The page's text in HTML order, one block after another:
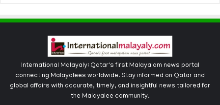
International Malayaly: Qatar's first Malayalam news portal
connecting Malayalees worldwide. Stay informed on Qatar and
global affairs with accurate, timely, and insightful news tailored for
the Malayalee community.